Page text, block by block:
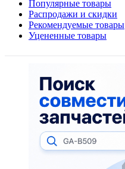
Популярные товары
Распродажи и скидки
Рекомендуемые товары
Уцененные товары